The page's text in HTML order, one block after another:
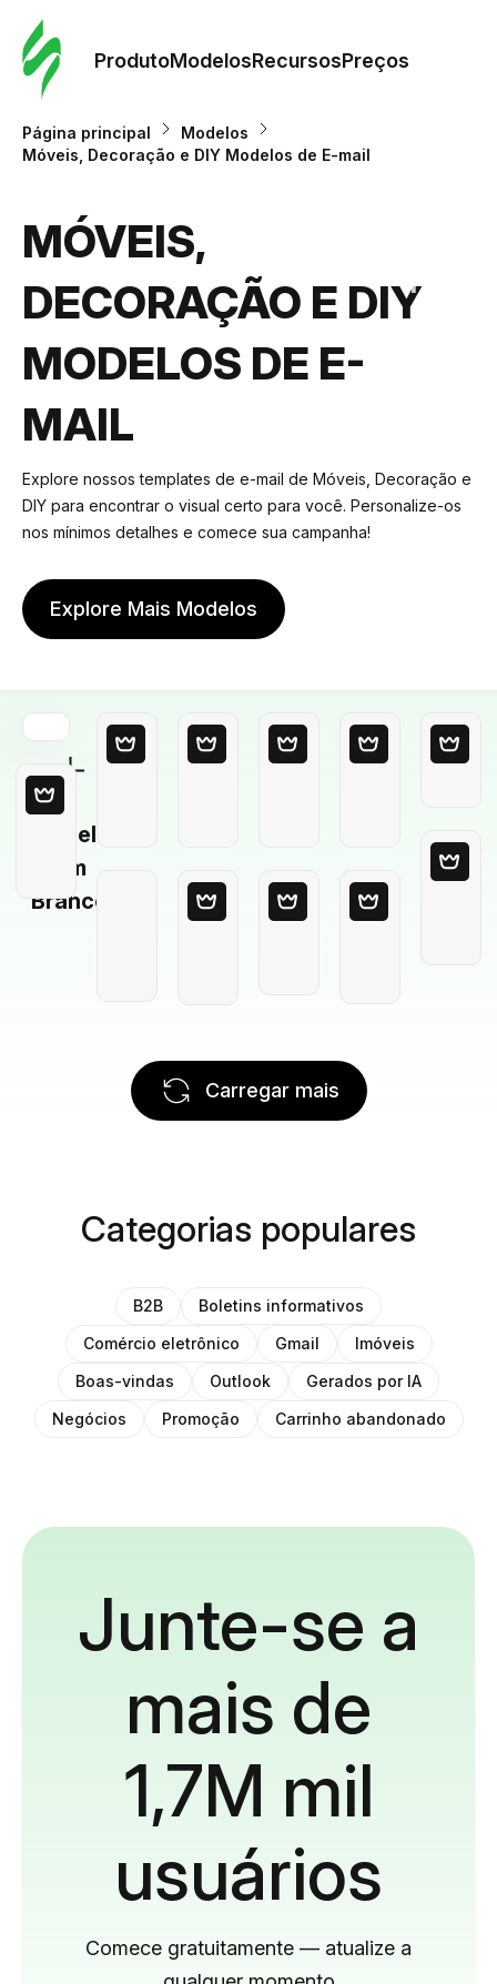
ProdutoModelosRecursosPreços
Página principal
Modelos
Móveis, Decoração e DIY Modelos de E-mail
MÓVEIS,
DECORAÇÃO E DIY
MODELOS DE E-
MAIL
Explore nossos templates de e-mail de Móveis, Decoração e
DIY para encontrar o visual certo para você. Personalize-os
nos mínimos detalhes e comece sua campanha!
Explore Mais Modelos
Modelo
em
Branco
Carregar mais
Categorias populares
B2B
Boletins informativos
Comércio eletrônico
Gmail
Imóveis
Boas-vindas
Outlook
Gerados por IA
Negócios
Promoção Carrinho abandonado
Junte-se a
mais de
1,7M mil
usuários
Comece gratuitamente — atualize a